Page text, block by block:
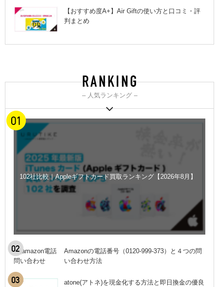
【おすすめ度A+】Air Giftの使い方と口コミ・評
判まとめ
– 人気ランキング –
102社比較｜Appleギフトカード買取ランキング【2026年8月】
Amazonの電話番号（0120-999-373）と４つの問
い合わせ方法
atone(アトネ)を現金化する方法と即日換金の優良